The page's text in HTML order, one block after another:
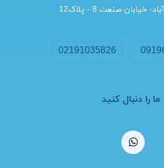
خیابان صنعت 8 - پلاک12
02191035826
ما را دنبال کنید